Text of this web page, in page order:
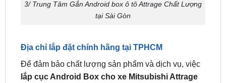
Địa chỉ lắp đặt chính hãng tại TPHCM
lắp cục Android Box cho xe Mitsubishi Attrage
nên được thực hiện tại các địa chỉ uy tín và chính
hãng nhưZKar Auto. Đây là đơn vị chuyên nghiệp